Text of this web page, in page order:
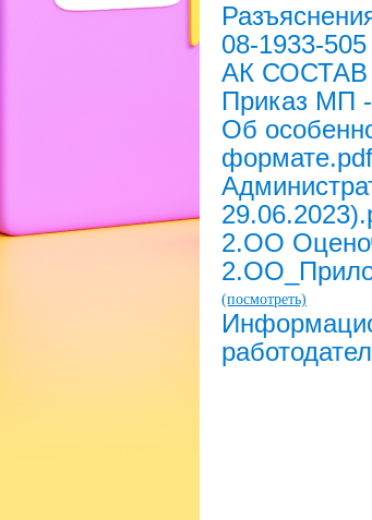
08-1933-
АК СОСТАВ
Приказ МП
Об
формате.pdf
2.ОО
(посмотреть)